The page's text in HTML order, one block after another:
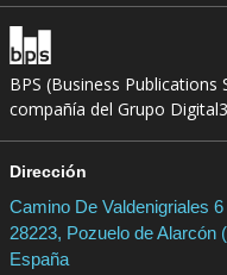
BPS (Business
compañía del Grupo
Dirección
Camino De Valdenigriales 6
28223, Pozuelo de Alarcón
España